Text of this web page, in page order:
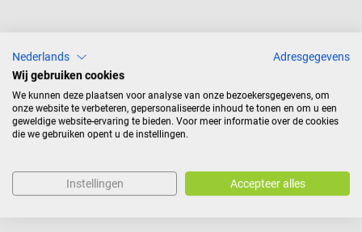
Prijzen incl. BTW, excl.
verzendkosten
In winkelwagen In winkelwagen
Mini model ellebooggewricht Minimodel schoudergewricht
Nederlands
Adresgegevens
Wij gebruiken cookies
We kunnen deze plaatsen voor analyse van onze bezoekersgegevens, om
onze website te verbeteren, gepersonaliseerde inhoud te tonen en om u een
geweldige website-ervaring te bieden. Voor meer informatie over de cookies
die we gebruiken opent u de instellingen.
Instellingen Accepteer alles